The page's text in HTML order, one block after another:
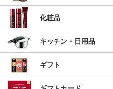
化粧品
キッチン・日用品
ギフト